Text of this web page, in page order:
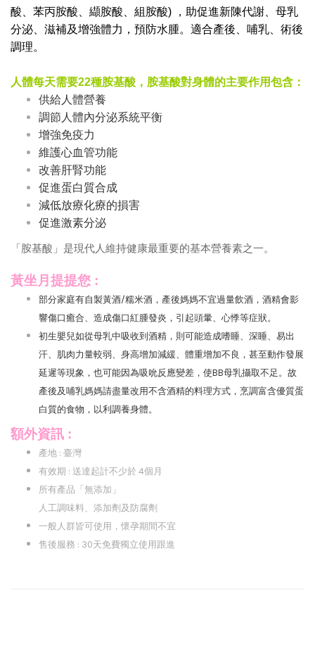
酸、苯丙胺酸、纈胺酸、組胺酸) ，助促進新陳代謝、母乳
分泌、滋補及增強體力，預防水腫。適合產後、哺乳、術後
調理。
人體每天需要22種胺基酸，胺基酸對身體的主要作用包含：
供給人體營養
調節人體內分泌系統平衡
增強免疫力
維護心血管功能
改善肝腎功能
促進蛋白質合成
減低放療化療的損害
促進激素分泌
「胺基酸」是現代人維持健康最重要的基本營養素之一。
黃坐月提提您 :
部分家庭有自製黃酒/糯米酒，產後媽媽不宜過量飲酒，酒精會影
響傷口癒合、造成傷口紅腫發炎，引起頭暈、心悸等症狀。
初生嬰兒如從母乳中吸收到酒精，則可能造成嗜睡、深睡、易出
汗、肌肉力量較弱、身高增加減緩、體重增加不良，甚至動作發展
延遲等現象，也可能因為吸吮反應變差，使BB母乳攝取不足。故
產後及哺乳媽媽請盡量改用不含酒精的料理方式，烹調富含優質蛋
白質的食物，以利調養身體。
額外資訊 :
產地 : 臺灣
有效期 : 送達起計不少於 4個月
所有產品「無添加」
人工調味料、添加劑及防腐劑
一般人群皆可使用，懷孕期間不宜
售後服務 : 30天免費獨立使用跟進